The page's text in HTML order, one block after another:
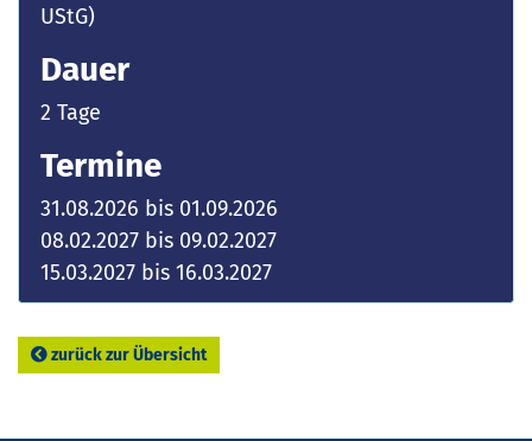
UStG)
Dauer
2 Tage
Termine
31.08.2026 bis 01.09.2026
08.02.2027 bis 09.02.2027
15.03.2027 bis 16.03.2027
zurück zur Übersicht